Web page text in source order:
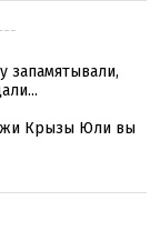
запамятывали,
Крызы Юли вы